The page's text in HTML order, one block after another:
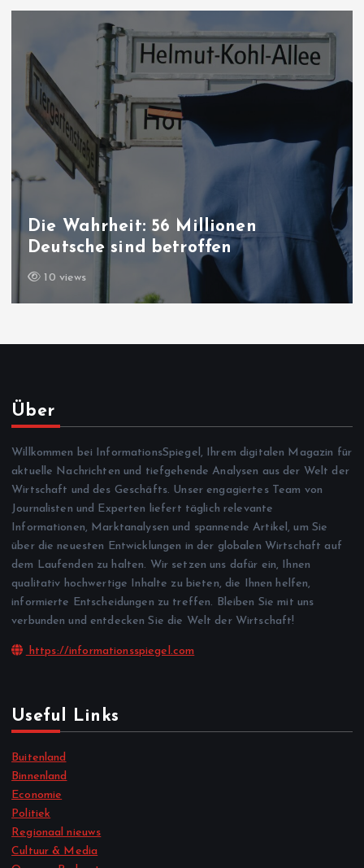
Friedensprozess in der Türkei: „PKK-
Gesetz“ ist jetzt im Parlament
11 views
Über
Willkommen bei InformationsSpiegel, Ihrem digitalen Magazin für
aktuelle Nachrichten und tiefgehende Analysen aus der Welt der
Wirtschaft und des Geschäfts. Unser engagiertes Team von
Journalisten und Experten liefert täglich relevante
Informationen, Marktanalysen und spannende Artikel, um Sie
über die neuesten Entwicklungen in der globalen Wirtschaft auf
dem Laufenden zu halten. Wir setzen uns dafür ein, Ihnen
qualitativ hochwertige Inhalte zu bieten, die Ihnen helfen,
informierte Entscheidungen zu treffen. Bleiben Sie mit uns
verbunden und entdecken Sie die Welt der Wirtschaft!
https://informationsspiegel.com
Useful Links
Buitenland
Binnenland
Economie
Politiek
Regionaal nieuws
Cultuur & Media